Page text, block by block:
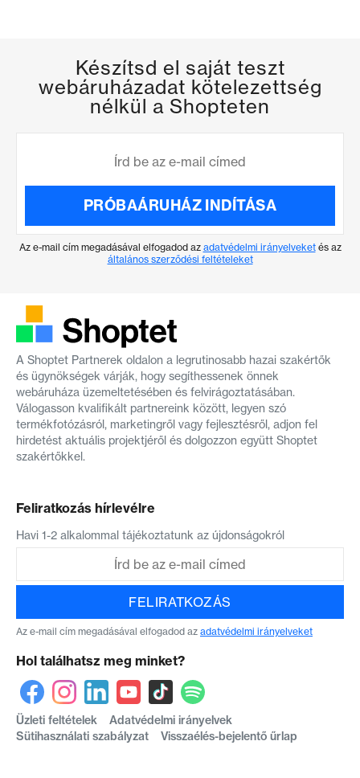
Készítsd el saját teszt
webáruházadat kötelezettség
nélkül a Shopteten
PRÓBAÁRUHÁZ INDÍTÁSA
Az e-mail cím megadásával elfogadod az adatvédelmi irányelveketés az
általános szerződési feltételeket
A Shoptet Partnerek oldalon a legrutinosabb hazai szakértők
és ügynökségek várják, hogy segíthessenek önnek
webáruháza üzemeltetésében és felvirágoztatásában.
Válogasson kvalifikált partnereink között, legyen szó
termékfotózásról, marketingről vagy fejlesztésről, adjon fel
hirdetést aktuális projektjéről és dolgozzon együtt Shoptet
szakértőkkel.
Feliratkozás hírlevélre
Havi 1-2 alkalommal tájékoztatunk az újdonságokról
FELIRATKOZÁS
Az e-mail cím megadásával elfogadod az adatvédelmi irányelveket
Hol találhatsz meg minket?
Üzleti feltételek
Adatvédelmi irányelvek
Sütihasználati szabályzat
Visszaélés-bejelentő űrlap